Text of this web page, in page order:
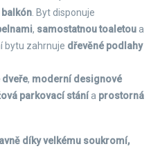
balkón . Byt disponuje
, samostatnou toaletou a
bytu zahrnuje dřevěné podlahy
dveře, moderní designové
parkovací stánía prostorná
díky velkému soukromí,